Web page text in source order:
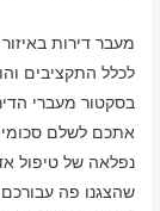
מעבר דירות
לכלל התקציבים
בסקטור מעברי
אתכם לשלם
נפלאה של טיפול
שהצגנו פה עבורכם